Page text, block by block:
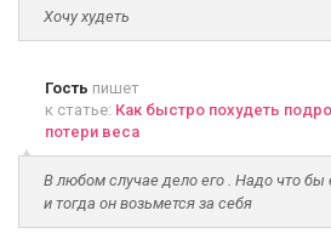
Хочу худеть
Гость пишет
к статье: Как быстро похудеть
потери веса
В любом случае дело его . Надо что бы
и тогда он возьмется за себя